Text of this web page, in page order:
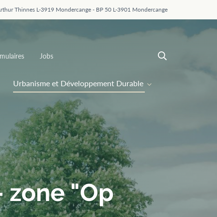
Thinnes L-3919 Mondercange - BP 50 L-3901 Mondercange
Urbanisme et Développement Durable
Jobs
"Op